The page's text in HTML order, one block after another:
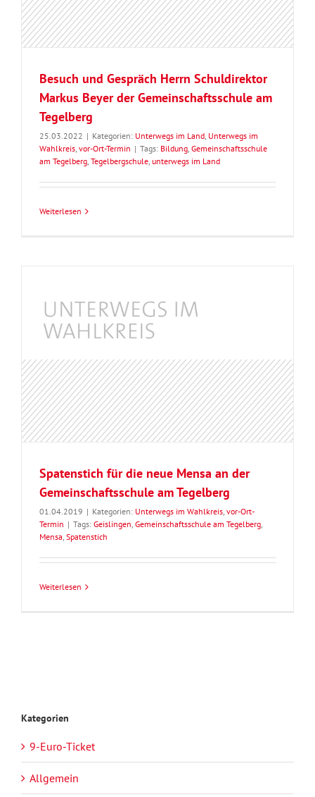
Besuch und Gespräch Herrn Schuldirektor
Markus Beyer der Gemeinschaftsschule am
Tegelberg
25.03.2022 | Kategorien: Unterwegs im Land, Unterwegs im
Wahlkreis, vor-Ort-Termin | Tags: Bildung, Gemeinschaftsschule
am Tegelberg, Tegelbergschule, unterwegs im Land
Weiterlesen
Spatenstich für die neue Mensa an der
Gemeinschaftsschule am Tegelberg
01.04.2019 | Kategorien: Unterwegs im Wahlkreis, vor-Ort-
Termin | Tags: Geislingen, Gemeinschaftsschule am Tegelberg,
Mensa, Spatenstich
Weiterlesen
Kategorien
9-Euro-Ticket
Allgemein